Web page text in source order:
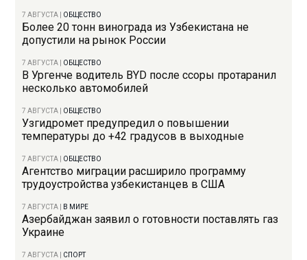
7 АВГУСТА ОБЩЕСТВО
Более 20 тонн винограда из Узбекистана не
допустили на рынок России
7 АВГУСТА ОБЩЕСТВО
В Ургенче водитель BYD после ссоры протаранил
несколько автомобилей
7 АВГУСТА ОБЩЕСТВО
Узгидромет предупредил о повышении
температуры до +42 градусов в выходные
7 АВГУСТА ОБЩЕСТВО
Агентство миграции расширило программу
трудоустройства узбекистанцев в США
7 АВГУСТА В МИРЕ
Азербайджан заявил о готовности поставлять газ
Украине
7 АВГУСТА СПОРТ